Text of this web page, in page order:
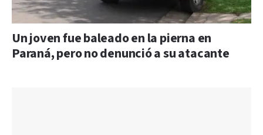
Un joven fue baleado en la pierna en
Paraná, pero no denunció a su atacante